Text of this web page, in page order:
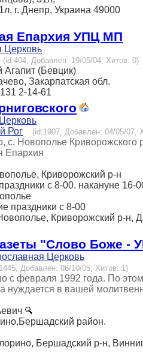
г. Днепр, Украина 49000
Епархия УПЦ МП
Церковь
(id:404, Добавлен: 19/05/04, Хитов: 0)
Агапит (Бевцик)
Закарпатская обл.
2-14-61
Рог (id:1907, Добавлен: 04/05/07,
с. Новополье Криворожского
Епархия
Криворожский р-н
с 8-00. накануне 16-
праздники с 8-00
Криворожский р-н,
"Слово Боже -
Церковь
Добавлен: 06/10/05, Хитов: 1)
с февраля 1992 года. По
нуждается в вашей
район.
Бершадский р-н,